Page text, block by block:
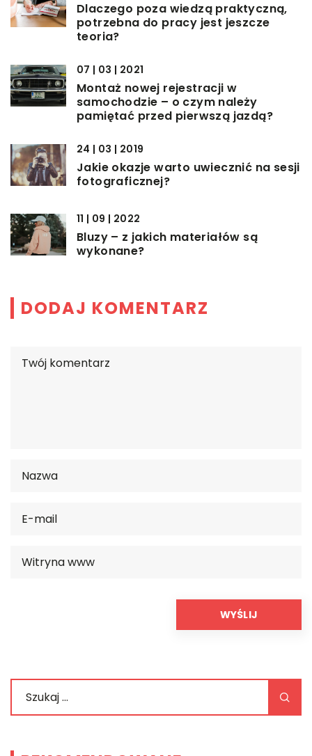
Dlaczego poza wiedzą praktyczną,
potrzebna do pracy jest jeszcze
teoria?
07 | 03 | 2021
Montaż nowej rejestracji w
samochodzie – o czym należy
pamiętać przed pierwszą jazdą?
24 | 03 | 2019
Jakie okazje warto uwiecznić na sesji
fotograficznej?
11 | 09 | 2022
Bluzy – z jakich materiałów są
wykonane?
DODAJ KOMENTARZ